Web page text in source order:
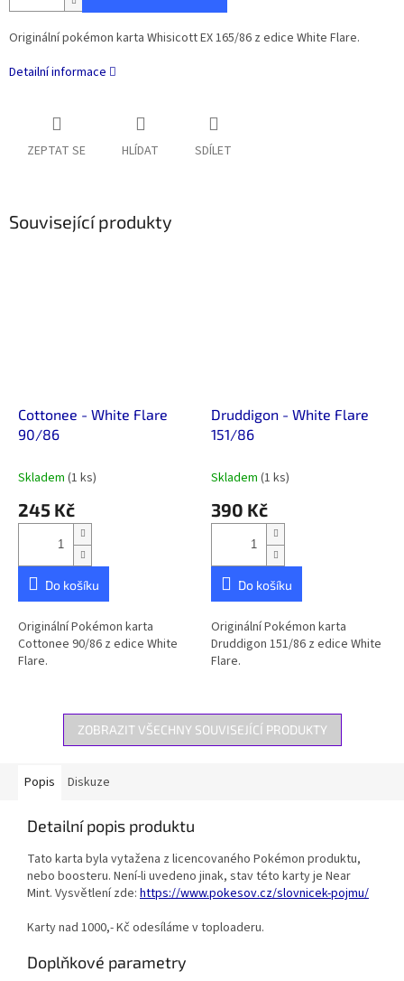
Originální pokémon karta Whisicott EX 165/86 z edice White Flare.
Detailní informace
ZEPTAT SE HLÍDAT SDÍLET
Související produkty
Cottonee - White Flare
90/86
Skladem (1 ks)
245 Kč
Do košíku
Originální Pokémon karta
Cottonee 90/86 z edice White
Flare.
Druddigon - White Flare
151/86
Skladem (1 ks)
390 Kč
Do košíku
Originální Pokémon karta
Druddigon 151/86 z edice White
Flare.
ZOBRAZIT VŠECHNY SOUVISEJÍCÍ PRODUKTY
Popis Diskuze
Detailní popis produktu
Tato karta byla vytažena z licencovaného Pokémon produktu,
nebo boosteru. Není-li uvedeno jinak, stav této karty je Near
Mint. Vysvětlení zde: https://www.pokesov.cz/slovnicek-pojmu/
Karty nad 1000,- Kč odesíláme v toploaderu.
Doplňkové parametry